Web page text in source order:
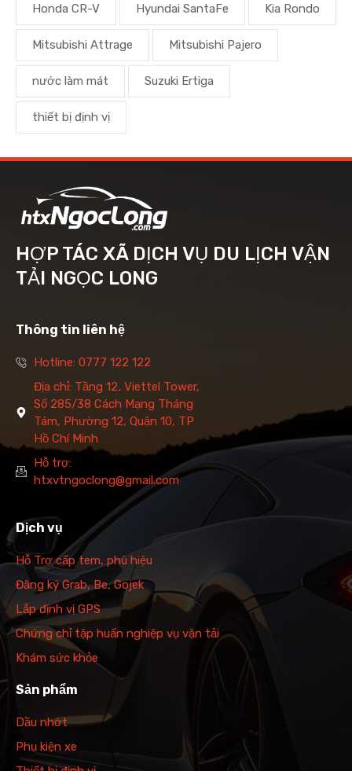
Honda CR-V Hyundai SantaFe Kia Rondo
Mitsubishi Attrage Mitsubishi Pajero
nước làm mát Suzuki Ertiga
thiết bị định vị
HỢP TÁC XÃ DỊCH VỤ DU LỊCH VẬN
TẢI NGỌC LONG
Thông tin liên hệ
Hotline: 0777 122 122
Địa chỉ: Tầng 12, Viettel Tower,
Số 285/38 Cách Mạng Tháng
Tám, Phường 12, Quận 10, TP
Hồ Chí Minh
Hỗ trợ:
htxvtngoclong@gmail.com
Dịch vụ
Hỗ Trợ cấp tem, phù hiệu
Đăng ký Grab, Be, Gojek
Lắp định vị GPS
Chứng chỉ tập huấn nghiệp vụ vận tải
Khám sức khỏe
Sản phẩm
Dầu nhớt
Phụ kiện xe